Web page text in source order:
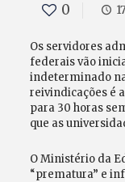
0
Os servidores
federais vão
indeterminado
reivindicações é
para 30 horas
que as
O Ministério da
“prematura” e